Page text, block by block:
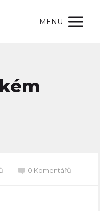
MENU
0 Komentářů